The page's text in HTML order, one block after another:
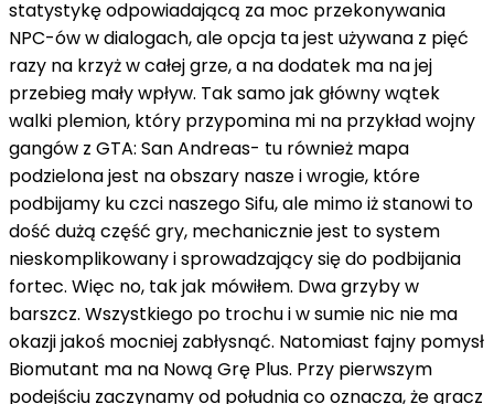
statystykę odpowiadającą za moc przekonywania
NPC-ów w dialogach, ale opcja ta jest używana z pięć
razy na krzyż w całej grze, a na dodatek ma na jej
przebieg mały wpływ. Tak samo jak główny wątek
walki plemion, który przypomina mi na przykład wojny
gangów z GTA: San Andreas- tu również mapa
podzielona jest na obszary nasze i wrogie, które
podbijamy ku czci naszego Sifu, ale mimo iż stanowi to
dość dużą część gry, mechanicznie jest to system
nieskomplikowany i sprowadzający się do podbijania
fortec. Więc no, tak jak mówiłem. Dwa grzyby w
barszcz. Wszystkiego po trochu i w sumie nic nie ma
okazji jakoś mocniej zabłysnąć. Natomiast fajny pomysł
Biomutant ma na Nową Grę Plus. Przy pierwszym
podejściu zaczynamy od południa co oznacza, że gracz